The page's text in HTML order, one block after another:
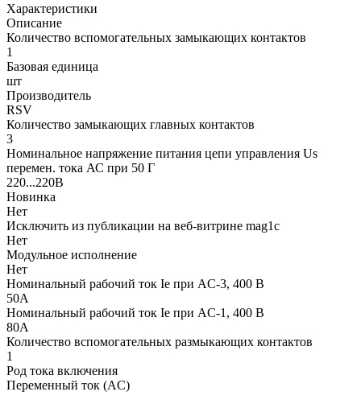
Характеристики
Описание
Количество вспомогательных замыкающих контактов
1
Базовая единица
шт
Производитель
RSV
Количество замыкающих главных контактов
3
Номинальное напряжение питания цепи управления Us
перемен. тока АС при 50 Г
220...220В
Новинка
Нет
Исключить из публикации на веб-витрине mag1c
Нет
Модульное исполнение
Нет
Номинальный рабочий ток Ie при AC-3, 400 В
50А
Номинальный рабочий ток Ie при AC-1, 400 В
80А
Количество вспомогательных размыкающих контактов
1
Род тока включения
Переменный ток (AC)